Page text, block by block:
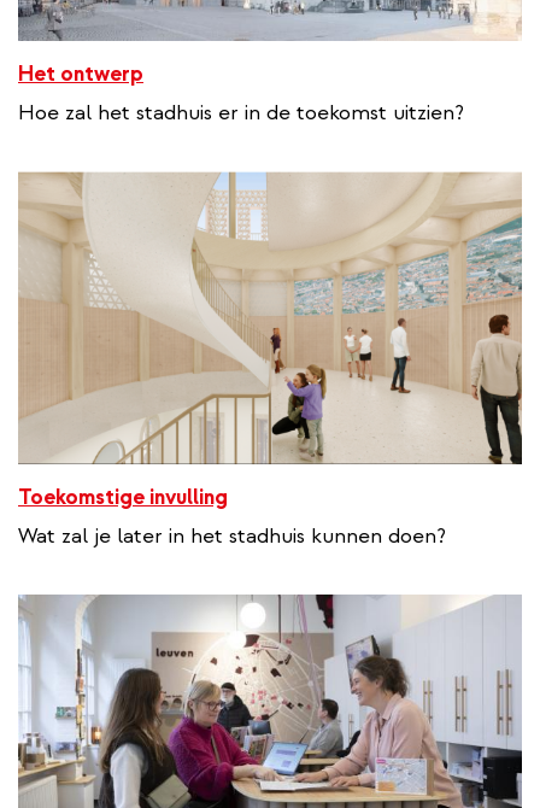
Het ontwerp
Hoe zal het stadhuis er in de toekomst uitzien?
Toekomstige invulling
Wat zal je later in het stadhuis kunnen doen?